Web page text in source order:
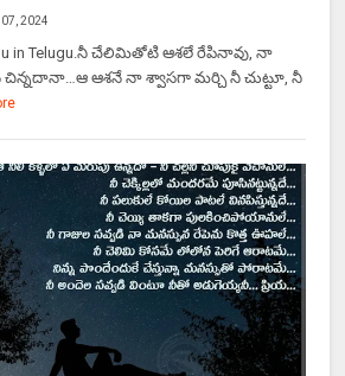
2024
in Telugu.నీ చేలిమితోటి ఆశలే రేపినావు, నా
చిన్నదానా…ఆ ఆశనే నా శ్వాసగా మర్చి నీ చుట్టూ, నీ